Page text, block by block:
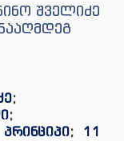
შველიძე
;
;
; 11